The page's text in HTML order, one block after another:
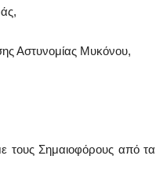
Αστυνομίας Μυκόνου,
τους Σημαιοφόρους από τα